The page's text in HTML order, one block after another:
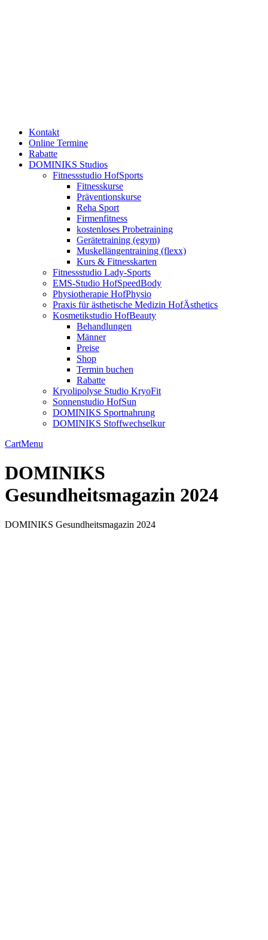
Kontakt
Online Termine
Rabatte
DOMINIKS Studios
Fitnessstudio HofSports
Fitnesskurse
Präventionskurse
Reha Sport
Firmenfitness
kostenloses Probetraining
Gerätetraining (egym)
Muskellängentraining (flexx)
Kurs & Fitnesskarten
Fitnessstudio Lady-Sports
EMS-Studio HofSpeedBody
Physiotherapie HofPhysio
Praxis für ästhetische Medizin HofÄsthetics
Kosmetikstudio HofBeauty
Behandlungen
Männer
Preise
Shop
Termin buchen
Rabatte
Kryolipolyse Studio KryoFit
Sonnenstudio HofSun
DOMINIKS Sportnahrung
DOMINIKS Stoffwechselkur
CartMenu
DOMINIKS
Gesundheitsmagazin 2024
DOMINIKS Gesundheitsmagazin 2024